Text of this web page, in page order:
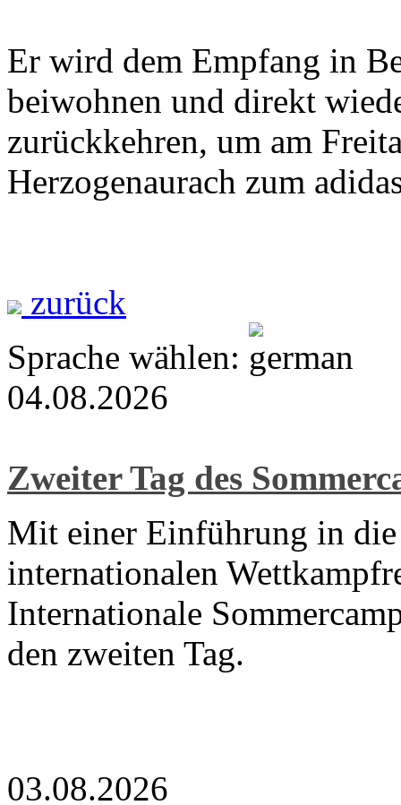
Er wird dem Empfang in
beiwohnen und direkt
zurückkehren, um am
Herzogenaurach zum
zurück
Sprache wählen:
04.08.2026
Zweiter Tag des
Mit einer Einführung in die
internationalen
Internationale
den zweiten Tag.
03.08.2026